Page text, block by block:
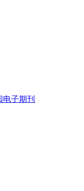
电子期刊